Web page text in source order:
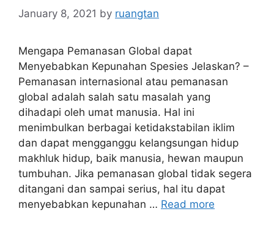
January 8, 2021 by ruangtan
Mengapa Pemanasan Global dapat
Menyebabkan Kepunahan Spesies Jelaskan? –
Pemanasan internasional atau pemanasan
global adalah salah satu masalah yang
dihadapi oleh umat manusia. Hal ini
menimbulkan berbagai ketidakstabilan iklim
dan dapat mengganggu kelangsungan hidup
makhluk hidup, baik manusia, hewan maupun
tumbuhan. Jika pemanasan global tidak segera
ditangani dan sampai serius, hal itu dapat
menyebabkan kepunahan … Read more